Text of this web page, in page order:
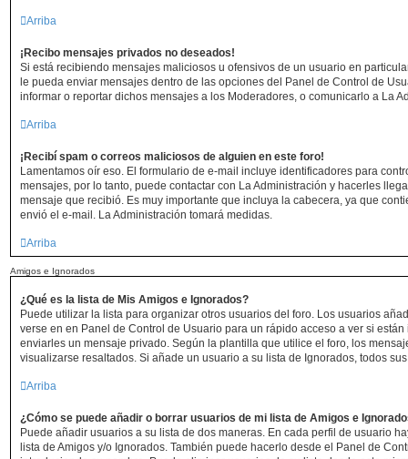
Arriba
¡Recibo mensajes privados no deseados!
Si está recibiendo mensajes maliciosos u ofensivos de un usuario en
le pueda enviar mensajes dentro de las opciones del Panel de Control de
informar o reportar dichos mensajes a los Moderadores, o comunicarlo a La
Arriba
¡Recibí spam o correos maliciosos de alguien en este foro!
Lamentamos oír eso. El formulario de e-mail incluye identificadores para
mensajes, por lo tanto, puede contactar con La Administración y hacerles
mensaje que recibió. Es muy importante que incluya la cabecera, ya que
envió el e-mail. La Administración tomará medidas.
Arriba
Amigos e Ignorados
¿Qué es la lista de Mis Amigos e Ignorados?
Puede utilizar la lista para organizar otros usuarios del foro. Los usuarios
verse en en Panel de Control de Usuario para un rápido acceso a ver si
enviarles un mensaje privado. Según la plantilla que utilice el foro, los
visualizarse resaltados. Si añade un usuario a su lista de Ignorados, todos
Arriba
¿Cómo se puede añadir o borrar usuarios de mi lista de Amigos e
Puede añadir usuarios a su lista de dos maneras. En cada perfil de usuario
lista de Amigos y/o Ignorados. También puede hacerlo desde el Panel de